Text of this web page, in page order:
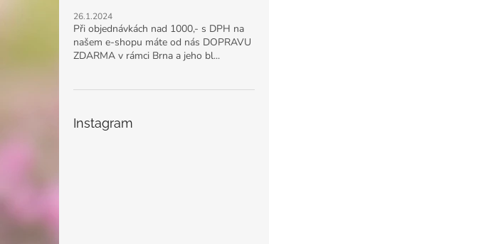
26.1.2024
Při objednávkách nad 1000,- s DPH na
našem e-shopu máte od nás DOPRAVU
ZDARMA v rámci Brna a jeho bl...
Instagram